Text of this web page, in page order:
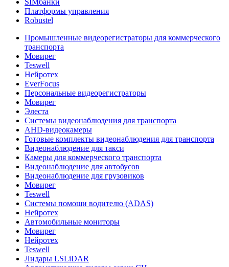
SIMбанки
Платформы управления
Robustel
Промышленные видеорегистраторы для коммерческого
транспорта
Мовирег
Teswell
Нейротех
EverFocus
Персональные видеорегистраторы
Мовирег
Элеста
Системы видеонаблюдения для транспорта
AHD-видеокамеры
Готовые комплекты видеонаблюдения для транспорта
Видеонаблюдение для такси
Камеры для коммерческого транспорта
Видеонаблюдение для автобусов
Видеонаблюдение для грузовиков
Мовирег
Teswell
Системы помощи водителю (ADAS)
Нейротех
Автомобильные мониторы
Мовирег
Нейротех
Teswell
Лидары LSLiDAR